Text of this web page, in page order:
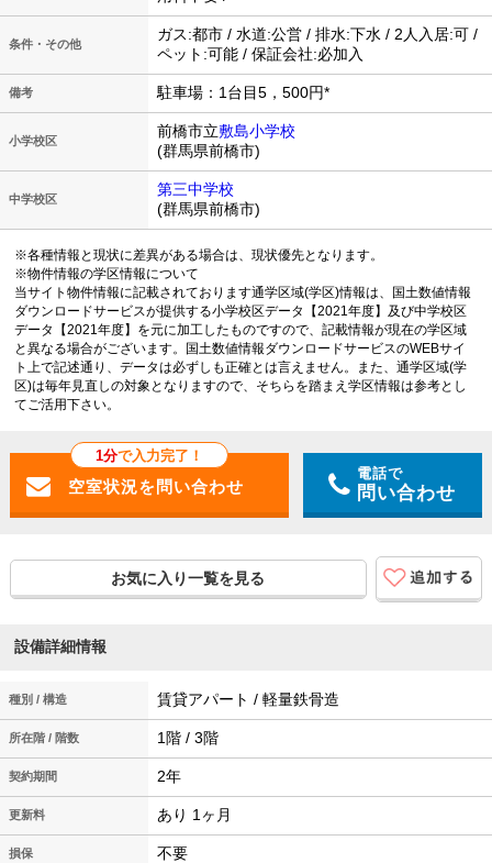
条件・その他
ガス:都市 / 水道:公営 / 排水:下水 / 2人入居:可 /
ペット:可能 / 保証会社:必加入
備考 駐車場：1台目5，500円*
小学校区
前橋市立敷島小学校
(群馬県前橋市)
中学校区
第三中学校
(群馬県前橋市)
※各種情報と現状に差異がある場合は、現状優先となります。
※物件情報の学区情報について
当サイト物件情報に記載されております通学区域(学区)情報は、国土数値情報
ダウンロードサービスが提供する小学校区データ【2021年度】及び中学校区
データ【2021年度】を元に加工したものですので、記載情報が現在の学区域
と異なる場合がございます。国土数値情報ダウンロードサービスのWEBサイ
ト上で記述通り、データは必ずしも正確とは言えません。また、通学区域(学
区)は毎年見直しの対象となりますので、そちらを踏まえ学区情報は参考とし
てご活用下さい。
1分で入力完了！
電話で
問い合わせ
お気に入り一覧を見る
設備詳細情報
種別 / 構造 賃貸アパート / 軽量鉄骨造
所在階 / 階数 1階 / 3階
契約期間 2年
更新料 あり 1ヶ月
損保 不要